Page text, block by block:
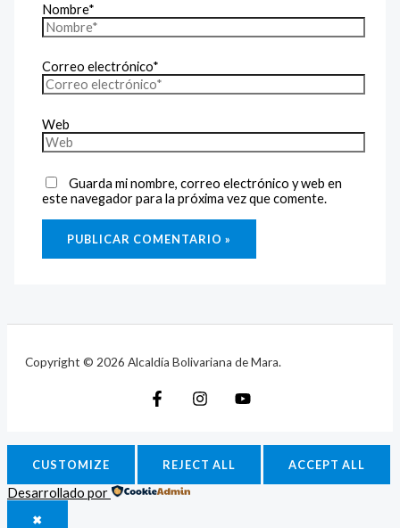
Nombre*
Correo electrónico*
Web
Guarda mi nombre, correo electrónico y web en
este navegador para la próxima vez que comente.
Copyright © 2026 Alcaldía Bolivariana de Mara.
CUSTOMIZE REJECT ALL ACCEPT ALL
Desarrollado por
✖